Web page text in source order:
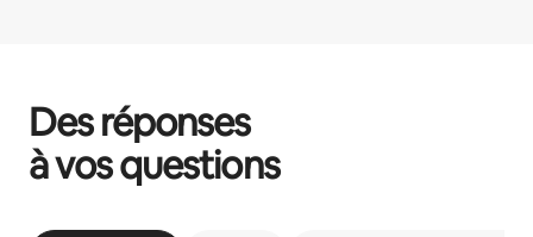
Des réponses
à vos questions